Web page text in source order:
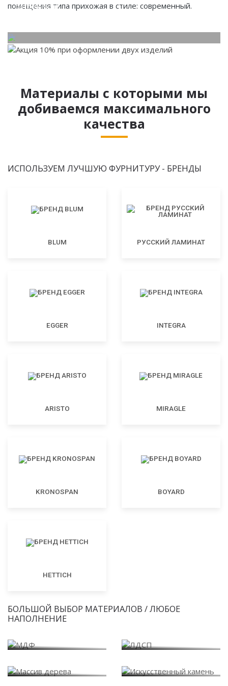
помещения типа прихожая в стиле: современный.
потребности.
Материалы с которыми мы
добиваемся максимального
качества
ИСПОЛЬЗУЕМ ЛУЧШУЮ ФУРНИТУРУ - БРЕНДЫ
BLUM РУССКИЙ ЛАМИНАТ
EGGER INTEGRA
ARISTO MIRAGLE
KRONOSPAN BOYARD
HETTICH
БОЛЬШОЙ ВЫБОР МАТЕРИАЛОВ / ЛЮБОЕ
НАПОЛНЕНИЕ